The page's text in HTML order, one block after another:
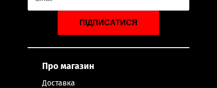
ПІДПИСАТИСЯ
Про магазин
Доставка